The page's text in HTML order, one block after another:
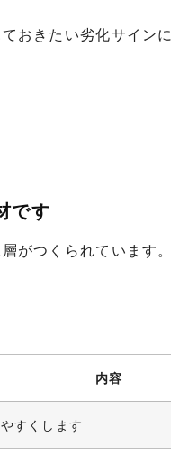
おきたい劣化サイン
です
がつくられています
内容
すくします